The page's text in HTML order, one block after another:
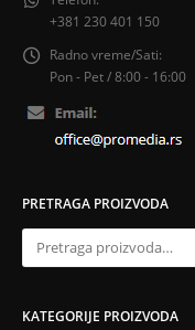
+381 230 401 150
Radno vreme/Sati:
Pon - Pet / 8:00 - 16:00
PRETRAGA PROIZVODA
KATEGORIJE PROIZVODA